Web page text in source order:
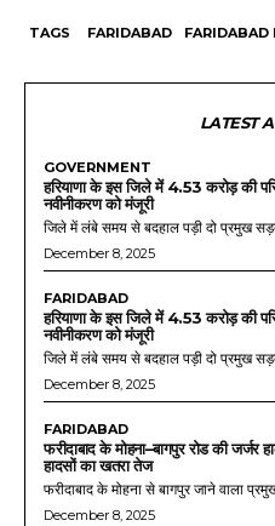
TAGS FARIDABAD FARIDABAD
LATEST
GOVERNMENT
हरियाणा के इस जिले में 4.53 करोड़ की
नवीनीकरण को मंजूरी
जिले में लंबे समय से बदहाल पड़ी दो प्रमुख
December 8, 2025
FARIDABAD
हरियाणा के इस जिले में 4.53 करोड़ की
नवीनीकरण को मंजूरी
जिले में लंबे समय से बदहाल पड़ी दो प्रमुख
December 8, 2025
FARIDABAD
फरीदाबाद के मोहना–बागपुर रोड की
हादसों का खतरा तेज
फरीदाबाद के मोहना से बागपुर जाने वाला
December 8, 2025